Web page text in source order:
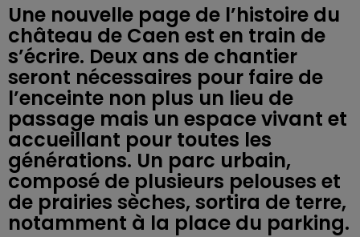
Une nouvelle page de l’histoire du
château de Caen est en train de
s’écrire. Deux ans de chantier
seront nécessaires pour faire de
l’enceinte non plus un lieu de
passage mais un espace vivant et
accueillant pour toutes les
générations. Un parc urbain,
composé de plusieurs pelouses et
de prairies sèches, sortira de terre,
notamment à la place du parking.